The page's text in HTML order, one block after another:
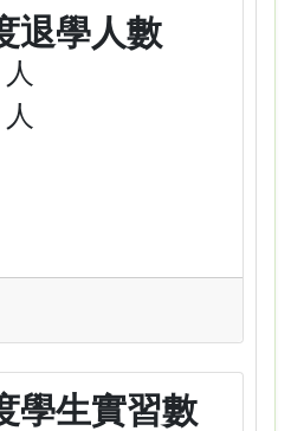
退學人數
學生實習數